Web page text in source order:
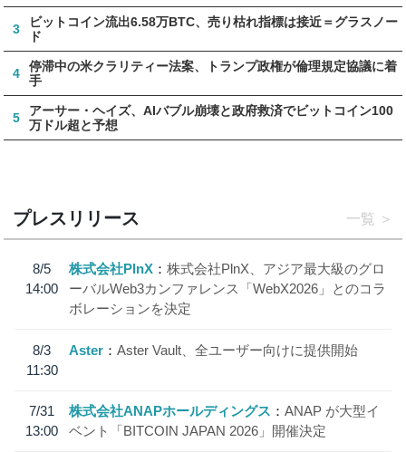
3
ビットコイン流出6.58万BTC、売り枯れ指標は接近＝グラスノー
ド
4
停滞中の米クラリティー法案、トランプ政権が倫理規定協議に着
手
5
アーサー・ヘイズ、AIバブル崩壊と政府救済でビットコイン100
万ドル超と予想
プレスリリース 一覧
8/5
14:00
株式会社PlnX
株式会社PlnX、アジア最大級のグロ
ーバルWeb3カンファレンス「WebX2026」とのコラ
ボレーションを決定
8/3
11:30
Aster Aster Vault、全ユーザー向けに提供開始
7/31
13:00
株式会社ANAPホールディングス
ANAP が大型イ
ベント「BITCOIN JAPAN 2026」開催決定